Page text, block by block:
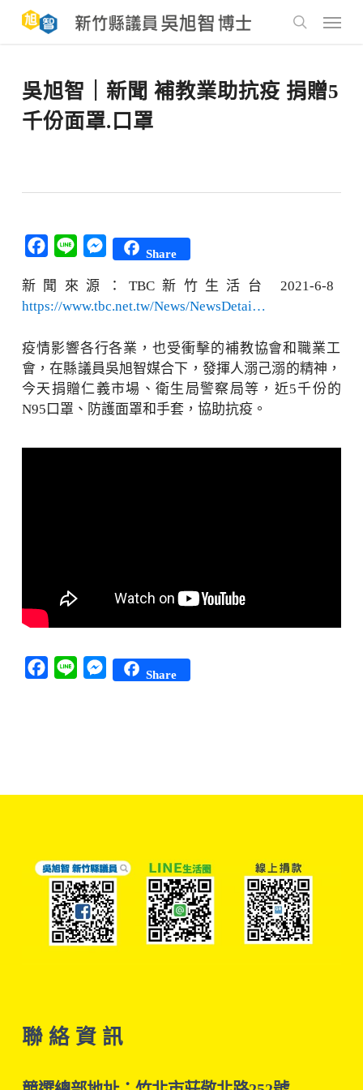
main
Menu
吳旭智｜新聞 補教業助抗疫 捐贈5
千份面罩.口罩
Facebook
Line Messenger
Share
新聞來源：TBC新竹生活台 2021-6-8
https://www.tbc.net.tw/News/NewsDetai…
疫情影響各行各業，也受衝擊的補教協會和職業工
會，在縣議員吳旭智媒合下，發揮人溺己溺的精神，
今天捐贈仁義市場、衛生局警察局等，近5千份的
N95口罩、防護面罩和手套，協助抗疫。
Facebook
Line Messenger
Share
聯 絡 資 訊